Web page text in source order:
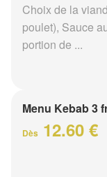
Choix de la
poulet), Sauce
portion de ...
Menu Kebab 3
Dès 12.60 €